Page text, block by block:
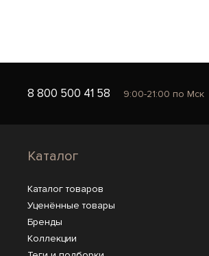
8 800 500 41 58 9:00-21:00 по Мск
Каталог
Каталог товаров
Уценённые товары
Бренды
Коллекции